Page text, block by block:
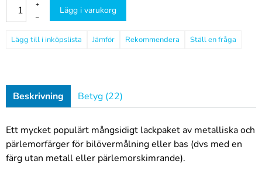
+
–
Lägg i varukorg
Jämför Rekommendera Ställ en fråga
Beskrivning Betyg (22)
Ett mycket populärt mångsidigt lackpaket av metalliska och
pärlemorfärger för bilövermålning eller bas (dvs med en
färg utan metall eller pärlemorskimrande).